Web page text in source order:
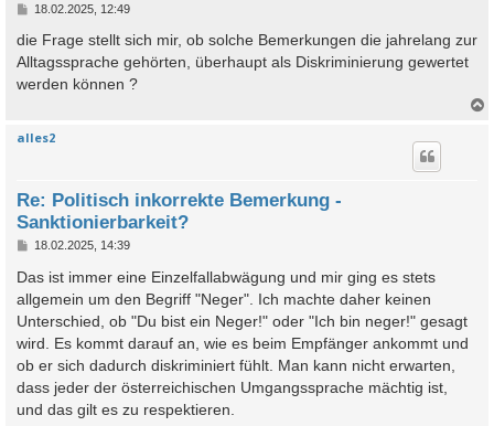
B
i
r
a
g
18.02.2025, 12:49
die Frage stellt sich mir, ob solche Bemerkungen die jahrelang zur
Alltagssprache gehörten, überhaupt als Diskriminierung gewertet
werden können ?
alles2
Re: Politisch inkorrekte Bemerkung -
Sanktionierbarkeit?
B
i
t
r
g
18.02.2025, 14:39
Das ist immer eine Einzelfallabwägung und mir ging es stets
allgemein um den Begriff "Neger". Ich machte daher keinen
Unterschied, ob "Du bist ein Neger!" oder "Ich bin neger!" gesagt
wird. Es kommt darauf an, wie es beim Empfänger ankommt und
ob er sich dadurch diskriminiert fühlt. Man kann nicht erwarten,
dass jeder der österreichischen Umgangssprache mächtig ist,
und das gilt es zu respektieren.